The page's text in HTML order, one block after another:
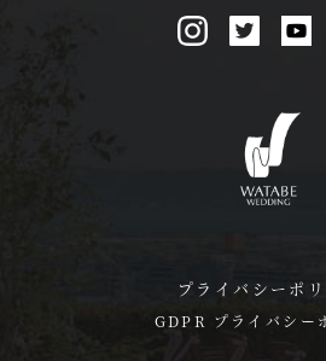
プライバシーポ
GDPR プライバシー